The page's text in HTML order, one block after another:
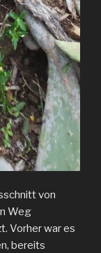
von
Weg
Vorher war es
bereits